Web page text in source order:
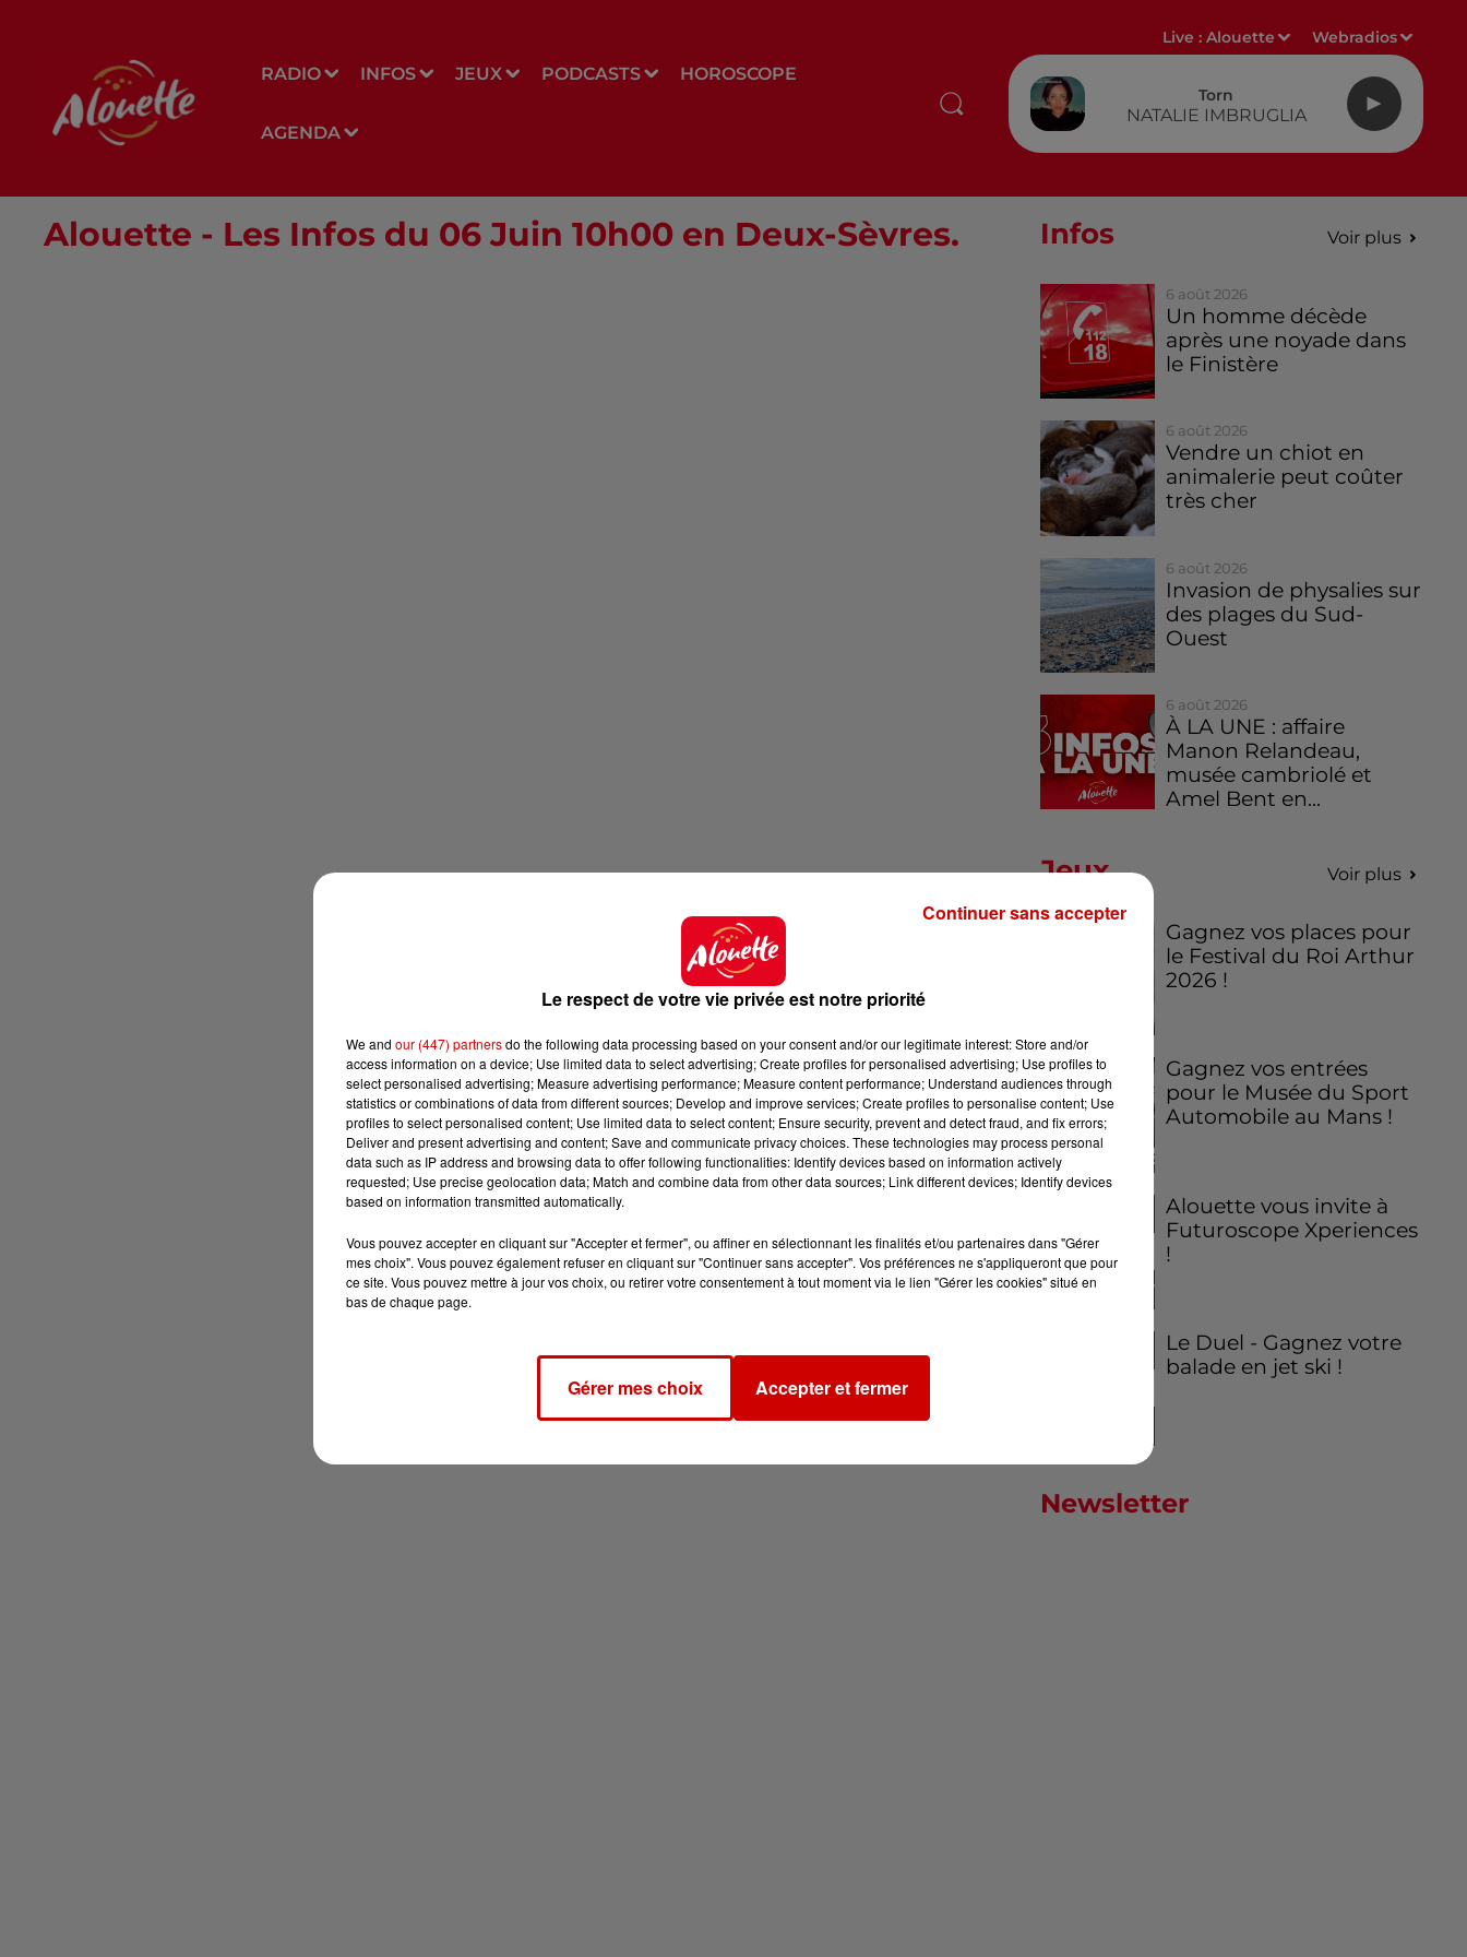
RADIO INFOS JEUX PODCASTS HOROSCOPE
AGENDA
Live :Alouette Webradios
Torn
NATALIE IMBRUGLIA
Alouette - Les Infos du 06 Juin 10h00 en Deux-Sèvres. Infos Voir plus
6 août 2026
Un homme décède
après une noyade dans
le Finistère
6 août 2026
Vendre un chiot en
animalerie peut coûter
très cher
6 août 2026
Invasion de physalies sur
des plages du Sud-
Ouest
6 août 2026
À LA UNE : affaire
Manon Relandeau,
musée cambriolé et
Amel Bent en...
Jeux Voir plus
Gagnez vos places pour
le Festival du Roi Arthur
2026 !
Gagnez vos entrées
pour le Musée du Sport
Automobile au Mans !
Alouette vous invite à
Futuroscope Xperiences
!
Le Duel - Gagnez votre
balade en jet ski !
Newsletter
Le respect de votre vie privée est notre priorité
We and our (447) partnersdo the following data processing based on your consent and/or our legitimate interest: Store and/or
access information on a device; Use limited data to select advertising; Create profiles for personalised advertising; Use profiles to
select personalised advertising; Measure advertising performance; Measure content performance; Understand audiences through
statistics or combinations of data from different sources; Develop and improve services; Create profiles to personalise content; Use
profiles to select personalised content; Use limited data to select content; Ensure security, prevent and detect fraud, and fix errors;
Deliver and present advertising and content; Save and communicate privacy choices. These technologies may process personal
data such as IP address and browsing data to offer following functionalities: Identify devices based on information actively
requested; Use precise geolocation data; Match and combine data from other data sources; Link different devices; Identify devices
based on information transmitted automatically.
Vous pouvez accepter en cliquant sur "Accepter et fermer", ou affiner en sélectionnant les finalités et/ou partenaires dans "Gérer
mes choix". Vous pouvez également refuser en cliquant sur "Continuer sans accepter". Vos préférences ne s'appliqueront que pour
ce site. Vous pouvez mettre à jour vos choix, ou retirer votre consentement à tout moment via le lien "Gérer les cookies" situé en
bas de chaque page.
Gérer mes choix Accepter et fermer
Continuer sans accepter